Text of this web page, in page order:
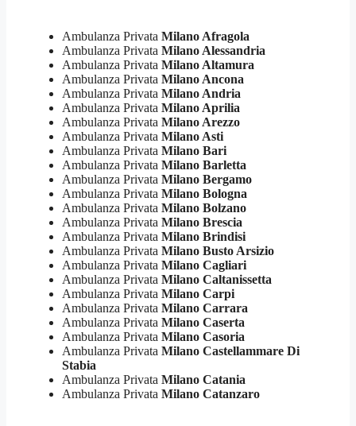
Ambulanza Privata Milano Afragola
Ambulanza Privata Milano Alessandria
Ambulanza Privata Milano Altamura
Ambulanza Privata Milano Ancona
Ambulanza Privata Milano Andria
Ambulanza Privata Milano Aprilia
Ambulanza Privata Milano Arezzo
Ambulanza Privata Milano Asti
Ambulanza Privata Milano Bari
Ambulanza Privata Milano Barletta
Ambulanza Privata Milano Bergamo
Ambulanza Privata Milano Bologna
Ambulanza Privata Milano Bolzano
Ambulanza Privata Milano Brescia
Ambulanza Privata Milano Brindisi
Ambulanza Privata Milano Busto Arsizio
Ambulanza Privata Milano Cagliari
Ambulanza Privata Milano Caltanissetta
Ambulanza Privata Milano Carpi
Ambulanza Privata Milano Carrara
Ambulanza Privata Milano Caserta
Ambulanza Privata Milano Casoria
Ambulanza Privata Milano Castellammare Di
Stabia
Ambulanza Privata Milano Catania
Ambulanza Privata Milano Catanzaro